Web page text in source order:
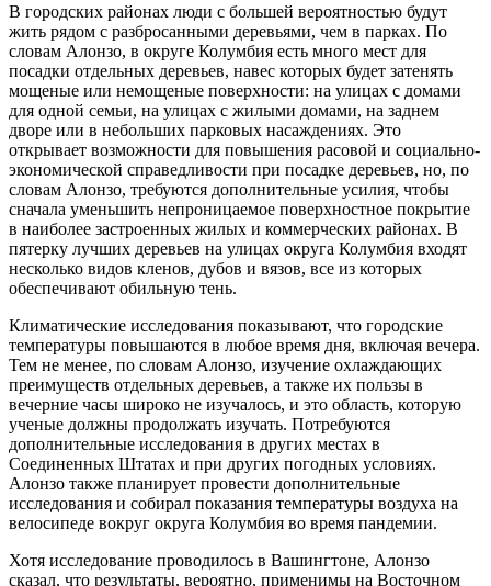
В городских районах люди с большей вероятностью будут
жить рядом с разбросанными деревьями, чем в парках. По
словам Алонзо, в округе Колумбия есть много мест для
посадки отдельных деревьев, навес которых будет затенять
мощеные или немощеные поверхности: на улицах с домами
для одной семьи, на улицах с жилыми домами, на заднем
дворе или в небольших парковых насаждениях. Это
открывает возможности для повышения расовой и социально-
экономической справедливости при посадке деревьев, но, по
словам Алонзо, требуются дополнительные усилия, чтобы
сначала уменьшить непроницаемое поверхностное покрытие
в наиболее застроенных жилых и коммерческих районах. В
пятерку лучших деревьев на улицах округа Колумбия входят
несколько видов кленов, дубов и вязов, все из которых
обеспечивают обильную тень.
Климатические исследования показывают, что городские
температуры повышаются в любое время дня, включая вечера.
Тем не менее, по словам Алонзо, изучение охлаждающих
преимуществ отдельных деревьев, а также их пользы в
вечерние часы широко не изучалось, и это область, которую
ученые должны продолжать изучать. Потребуются
дополнительные исследования в других местах в
Соединенных Штатах и при других погодных условиях.
Алонзо также планирует провести дополнительные
исследования и собирал показания температуры воздуха на
велосипеде вокруг округа Колумбия во время пандемии.
Хотя исследование проводилось в Вашингтоне, Алонзо
сказал, что результаты, вероятно, применимы на Восточном